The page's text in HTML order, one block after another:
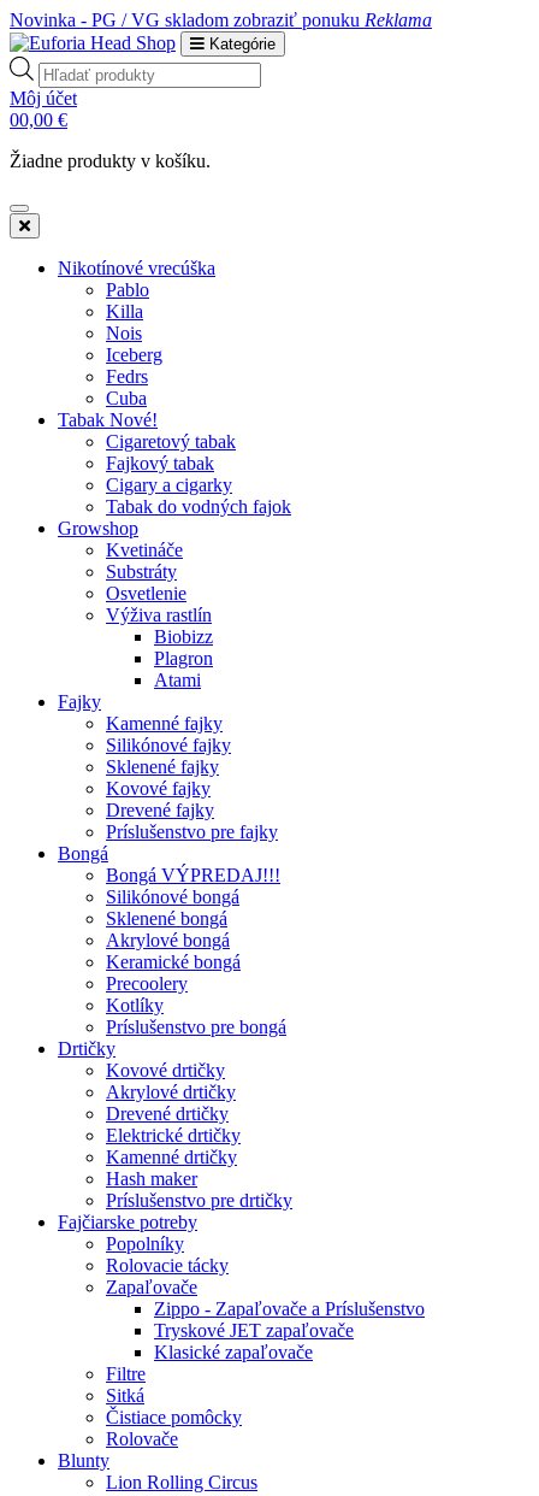
Novinka - PG / VG skladom zobraziť ponuku Reklama
Kategórie
Products
search
Môj účet
00,00 €
Žiadne produkty v košíku.
Nikotínové vrecúška
Pablo
Killa
Nois
Iceberg
Fedrs
Cuba
Tabak Nové!
Cigaretový tabak
Fajkový tabak
Cigary a cigarky
Tabak do vodných fajok
Growshop
Kvetináče
Substráty
Osvetlenie
Výživa rastlín
Biobizz
Plagron
Atami
Fajky
Kamenné fajky
Silikónové fajky
Sklenené fajky
Kovové fajky
Drevené fajky
Príslušenstvo pre fajky
Bongá
Bongá VÝPREDAJ!!!
Silikónové bongá
Sklenené bongá
Akrylové bongá
Keramické bongá
Precoolery
Kotlíky
Príslušenstvo pre bongá
Drtičky
Kovové drtičky
Akrylové drtičky
Drevené drtičky
Elektrické drtičky
Kamenné drtičky
Hash maker
Príslušenstvo pre drtičky
Fajčiarske potreby
Popolníky
Rolovacie tácky
Zapaľovače
Zippo - Zapaľovače a Príslušenstvo
Tryskové JET zapaľovače
Klasické zapaľovače
Filtre
Sitká
Čistiace pomôcky
Rolovače
Blunty
Lion Rolling Circus